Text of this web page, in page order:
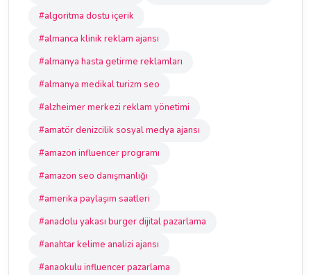
#algoritma dostu içerik
#almanca klinik reklam ajansı
#almanya hasta getirme reklamları
#almanya medikal turizm seo
#alzheimer merkezi reklam yönetimi
#amatör denizcilik sosyal medya ajansı
#amazon influencer programı
#amazon seo danışmanlığı
#amerika paylaşım saatleri
#anadolu yakası burger dijital pazarlama
#anahtar kelime analizi ajansı
#anaokulu influencer pazarlama